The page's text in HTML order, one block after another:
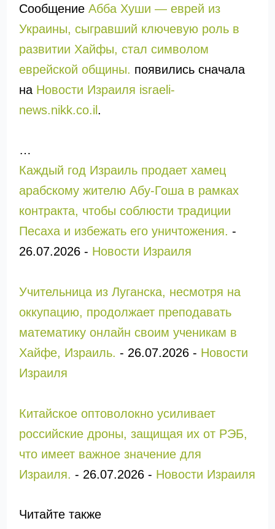
Сообщение Абба Хуши — еврей из
Украины, сыгравший ключевую роль в
развитии Хайфы, стал символом
еврейской общины. появились сначала
на Новости Израиля israeli-
news.nikk.co.il .
…
Каждый год Израиль продает хамец
арабскому жителю Абу-Гоша в рамках
контракта, чтобы соблюсти традиции
Песаха и избежать его уничтожения. -
26.07.2026- Новости Израиля
Учительница из Луганска, несмотря на
оккупацию, продолжает преподавать
математику онлайн своим ученикам в
Хайфе, Израиль. - 26.07.2026- Новости
Израиля
Китайское оптоволокно усиливает
российские дроны, защищая их от РЭБ,
что имеет важное значение для
Израиля. - 26.07.2026- Новости Израиля
Читайте также